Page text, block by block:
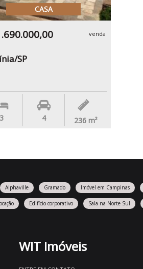
CASA
venda
SP
3 4 236 m²
Alphaville Gramado Imóvel em Campinas
Edifício corporativo Sala na Norte Sul
WIT Imóveis